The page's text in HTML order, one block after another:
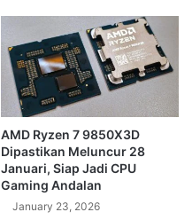
AMD Ryzen 7 9850X3D
Dipastikan Meluncur 28
Januari, Siap Jadi CPU
Gaming Andalan
January 23, 2026